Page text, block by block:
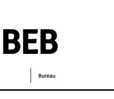
BEB
Bureau